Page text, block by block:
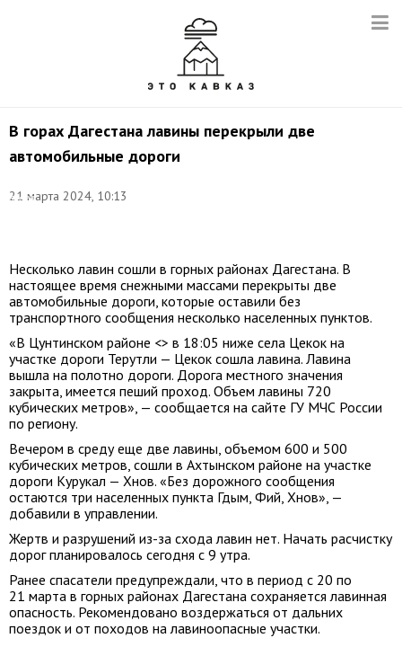
В горах Дагестана лавины перекрыли две
автомобильные дороги
21 марта 2024, 10:13
видео
Несколько лавин сошли в горных районах Дагестана. В
настоящее время снежными массами перекрыты две
автомобильные дороги, которые оставили без
транспортного сообщения несколько населенных пунктов.
«В Цунтинском районе <> в 18:05 ниже села Цекок на
участке дороги Терутли — Цекок сошла лавина. Лавина
вышла на полотно дороги. Дорога местного значения
закрыта, имеется пеший проход. Объем лавины 720
кубических метров», — сообщается на сайте ГУ МЧС России
по региону.
Вечером в среду еще две лавины, объемом 600 и 500
кубических метров, сошли в Ахтынском районе на участке
дороги Курукал — Хнов. «Без дорожного сообщения
остаются три населенных пункта Гдым, Фий, Хнов», —
добавили в управлении.
Жертв и разрушений из-за схода лавин нет. Начать расчистку
дорог планировалось сегодня с 9 утра.
Ранее спасатели предупреждали, что в период с 20 по
21 марта в горных районах Дагестана сохраняется лавинная
опасность. Рекомендовано воздержаться от дальних
поездок и от походов на лавиноопасные участки.